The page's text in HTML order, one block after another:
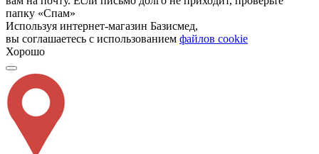
папку «Спам»
Используя интернет-магазин Базисмед,
вы соглашаетесь с использованием файлов cookie
Хорошо